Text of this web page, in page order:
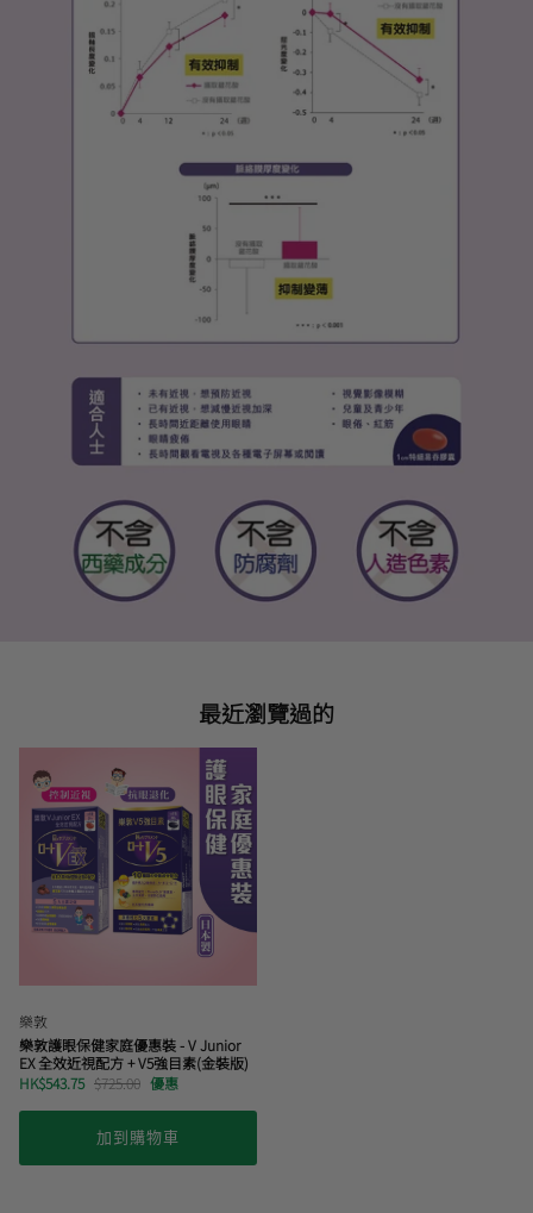
最近瀏覽過的
樂敦
樂敦護眼保健家庭優惠裝 - V Junior
EX 全效近視配方 + V5強目素(金裝版)
HK$543.75 $725.00 優惠
加到購物車